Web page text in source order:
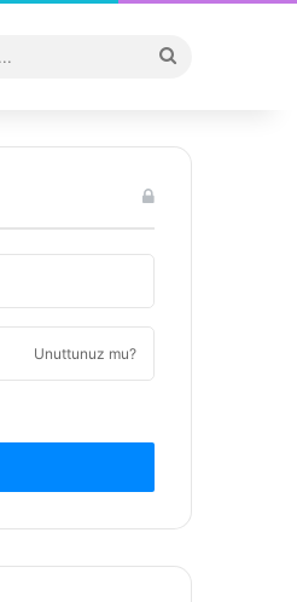
...
Unuttunuz mu?